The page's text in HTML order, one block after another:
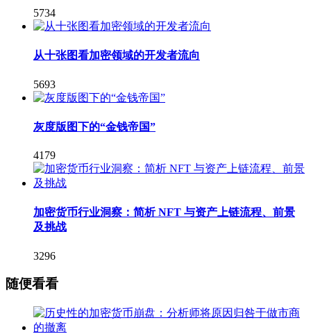
5734
从十张图看加密领域的开发者流向
5693
灰度版图下的“金钱帝国”
4179
加密货币行业洞察：简析 NFT 与资产上链流程、前景
及挑战
3296
随便看看